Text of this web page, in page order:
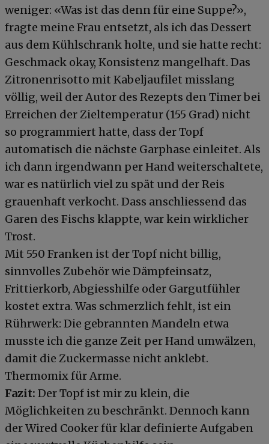
weniger: «Was ist das denn für eine Suppe?»,
fragte meine Frau entsetzt, als ich das Dessert
aus dem Kühlschrank holte, und sie hatte recht:
Geschmack okay, Konsistenz mangelhaft. Das
Zitronenrisotto mit Kabeljaufilet misslang
völlig, weil der Autor des Rezepts den Timer bei
Erreichen der Zieltemperatur (155 Grad) nicht
so programmiert hatte, dass der Topf
automatisch die nächste Garphase einleitet. Als
ich dann irgendwann per Hand weiterschaltete,
war es natürlich viel zu spät und der Reis
grauenhaft verkocht. Dass anschliessend das
Garen des Fischs klappte, war kein wirklicher
Trost.
Mit 550 Franken ist der Topf nicht billig,
sinnvolles Zubehör wie Dämpfeinsatz,
Frittierkorb, Abgiesshilfe oder Gargutfühler
kostet extra. Was schmerzlich fehlt, ist ein
Rührwerk: Die gebrannten Mandeln etwa
musste ich die ganze Zeit per Hand umwälzen,
damit die Zuckermasse nicht anklebt.
Thermomix für Arme.
Fazit: Der Topf ist mir zu klein, die
Möglichkeiten zu beschränkt. Dennoch kann
der Wired Cooker für klar definierte Aufgaben